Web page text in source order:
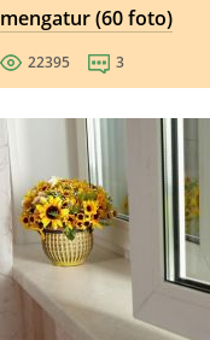
mengatur (60 foto)
22395 3